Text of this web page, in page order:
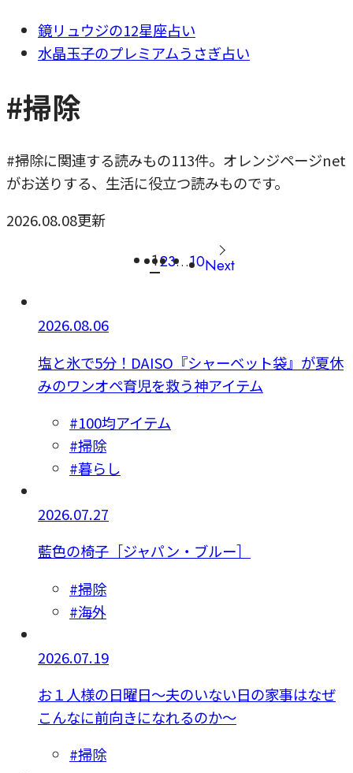
鏡リュウジの12星座占い
水晶玉子のプレミアムうさぎ占い
#掃除
#掃除に関連する読みもの113件。オレンジページnet
がお送りする、生活に役立つ読みものです。
2026.08.08更新
123…10Next
2026.08.06
塩と氷で5分！DAISO『シャーベット袋』が夏休
みのワンオペ育児を救う神アイテム
#100均アイテム
#掃除
#暮らし
2026.07.27
藍色の椅子［ジャパン・ブルー］
#掃除
#海外
2026.07.19
お１人様の日曜日～夫のいない日の家事はなぜ
こんなに前向きになれるのか～
#掃除